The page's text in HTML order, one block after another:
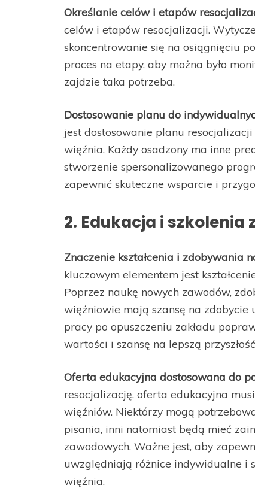
Określanie celów i etapów
celów i etapów resocjalizacji.
skoncentrowanie się na osiągnięciu
proces na etapy, aby można było
zajdzie taka potrzeba.
Dostosowanie planu do
jest dostosowanie planu
więźnia. Każdy osadzony ma inne
stworzenie spersonalizowanego
zapewnić skuteczne wsparcie i
2. Edukacja i szkolenia
Znaczenie kształcenia i zdobywania
kluczowym elementem jest
Poprzez naukę nowych zawodów,
więźniowie mają szansę na
pracy po opuszczeniu zakładu
wartości i szansę na lepszą
Oferta edukacyjna dostosowana do
resocjalizację, oferta edukacyjna
więźniów. Niektórzy mogą
pisania, inni natomiast będą mieć
zawodowych. Ważne jest, aby
uwzględniają różnice indywidualne i
więźnia.